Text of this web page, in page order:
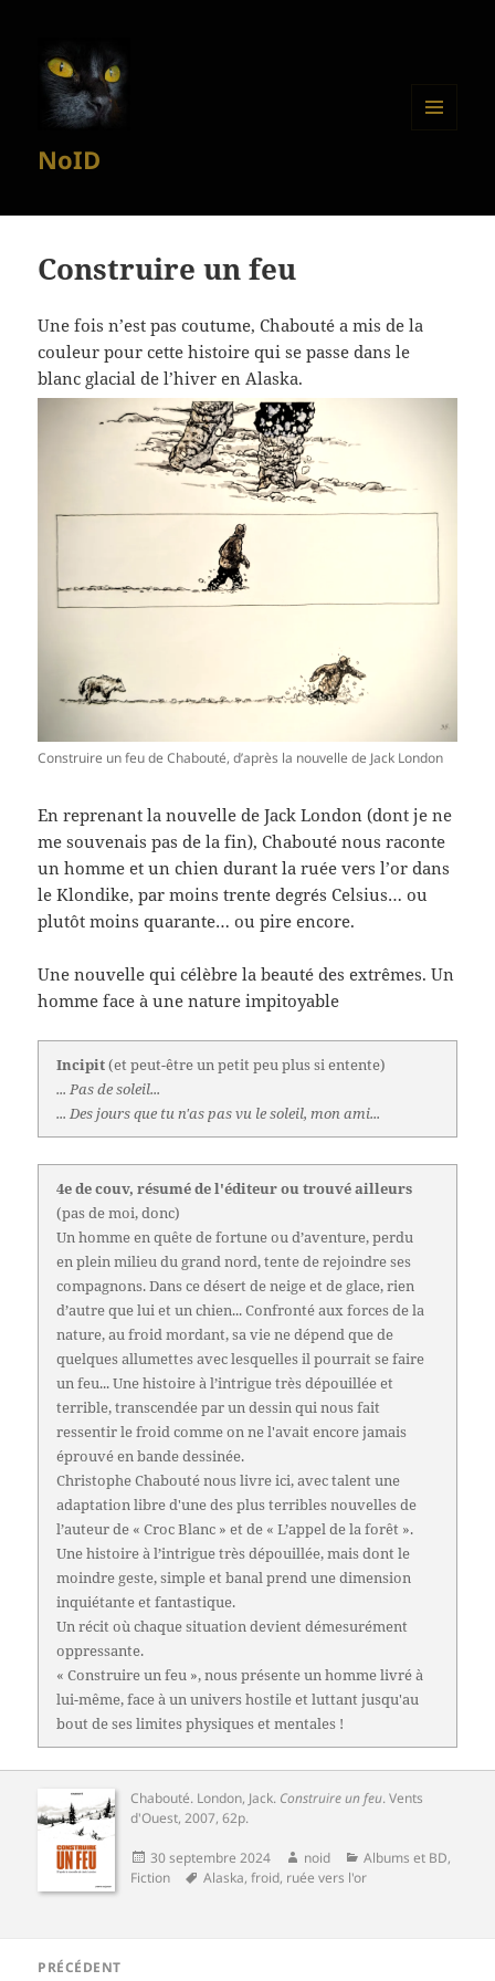
NoID
Construire un feu
Une fois n’est pas coutume, Chabouté a mis de la
couleur pour cette histoire qui se passe dans le
blanc glacial de l’hiver en Alaska.
Construire un feu de Chabouté, d’après la nouvelle de Jack London
En reprenant la nouvelle de Jack London (dont je ne
me souvenais pas de la fin), Chabouté nous raconte
un homme et un chien durant la ruée vers l’or dans
le Klondike, par moins trente degrés Celsius… ou
plutôt moins quarante… ou pire encore.
Une nouvelle qui célèbre la beauté des extrêmes. Un
homme face à une nature impitoyable
Incipit(et peut-être un petit peu plus si entente)
... Pas de soleil...
... Des jours que tu n'as pas vu le soleil, mon ami...
4e de couv, résumé de l'éditeur ou trouvé ailleurs
(pas de moi, donc)
Un homme en quête de fortune ou d’aventure, perdu
en plein milieu du grand nord, tente de rejoindre ses
compagnons. Dans ce désert de neige et de glace, rien
d’autre que lui et un chien... Confronté aux forces de la
nature, au froid mordant, sa vie ne dépend que de
quelques allumettes avec lesquelles il pourrait se faire
un feu... Une histoire à l’intrigue très dépouillée et
terrible, transcendée par un dessin qui nous fait
ressentir le froid comme on ne l'avait encore jamais
éprouvé en bande dessinée.
Christophe Chabouté nous livre ici, avec talent une
adaptation libre d'une des plus terribles nouvelles de
l’auteur de « Croc Blanc » et de « L’appel de la forêt ».
Une histoire à l’intrigue très dépouillée, mais dont le
moindre geste, simple et banal prend une dimension
inquiétante et fantastique.
Un récit où chaque situation devient démesurément
oppressante.
« Construire un feu », nous présente un homme livré à
lui-même, face à un univers hostile et luttant jusqu'au
bout de ses limites physiques et mentales !
Chabouté. London, Jack. Construire un feu.Vents
d'Ouest, 2007, 62p.
Publié
le
30 septembre 2024 Auteur
noid Catégories
Albums et BD,
Fiction
Mots-
Alaska,froid, ruée vers l'or
PRÉCÉDENT